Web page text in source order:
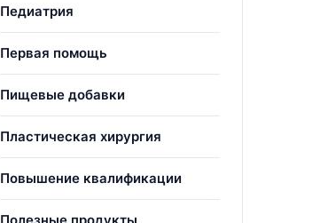
Педиатрия
Первая помощь
Пищевые добавки
Пластическая хирургия
Повышение квалификации